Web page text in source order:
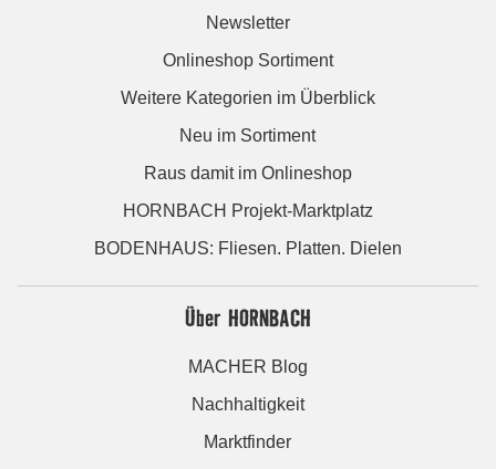
Newsletter
Onlineshop Sortiment
Weitere Kategorien im Überblick
Neu im Sortiment
Raus damit im Onlineshop
HORNBACH Projekt-Marktplatz
BODENHAUS: Fliesen. Platten. Dielen
Über HORNBACH
MACHER Blog
Nachhaltigkeit
Marktfinder